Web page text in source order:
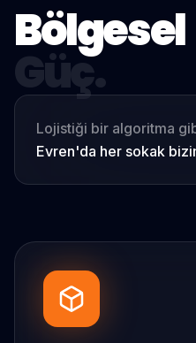
Bölgesel
Güç.
Lojistiği bir algoritma
Evren'da her sokak